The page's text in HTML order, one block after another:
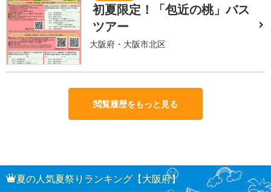
初夏限定！「包近の桃」バス
ツアー
大阪府・大阪市北区
閲覧履歴をもっと見る
夏の人気夏祭りランキング【大阪府】